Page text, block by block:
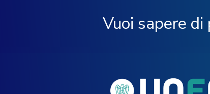
Vuoi sapere di